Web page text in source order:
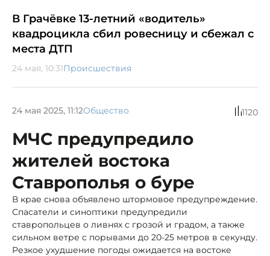
В Грачёвке 13-летний «водитель»
квадроцикла сбил ровесницу и сбежал с
места ДТП
24 мая, 10:31Происшествия
24 мая 2025, 11:12Общество 1120
МЧС предупредило
жителей востока
Ставрополья о буре
В крае снова объявлено штормовое предупреждение.
Спасатели и синоптики предупредили
ставропольцев о ливнях с грозой и градом, а также
сильном ветре с порывами до 20-25 метров в секунду.
Резкое ухудшение погоды ожидается на востоке